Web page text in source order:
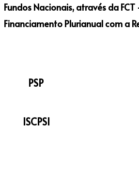
Fundos Nacionais, através da
Financiamento Plurianual com a
PSP
ISCPSI